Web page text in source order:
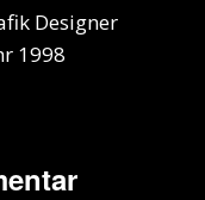
Designer
1998